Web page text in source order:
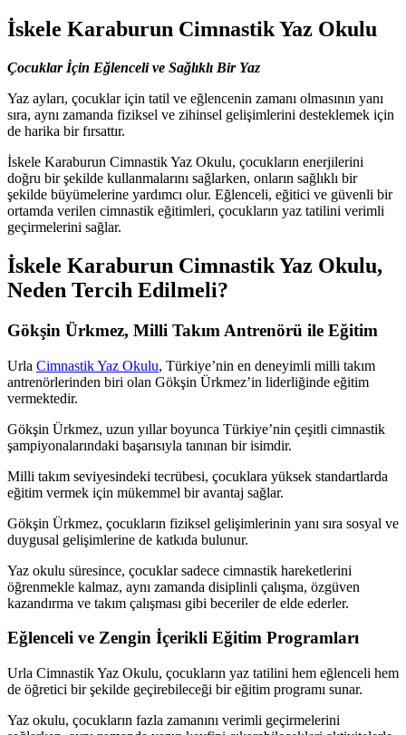
İskele Karaburun Cimnastik Yaz Okulu
Çocuklar İçin Eğlenceli ve Sağlıklı Bir Yaz
Yaz ayları, çocuklar için tatil ve eğlencenin zamanı olmasının yanı
sıra, aynı zamanda fiziksel ve zihinsel gelişimlerini desteklemek için
de harika bir fırsattır.
İskele Karaburun Cimnastik Yaz Okulu, çocukların enerjilerini
doğru bir şekilde kullanmalarını sağlarken, onların sağlıklı bir
şekilde büyümelerine yardımcı olur. Eğlenceli, eğitici ve güvenli bir
ortamda verilen cimnastik eğitimleri, çocukların yaz tatilini verimli
geçirmelerini sağlar.
İskele Karaburun Cimnastik Yaz Okulu,
Neden Tercih Edilmeli?
Gökşin Ürkmez, Milli Takım Antrenörü ile Eğitim
Urla Cimnastik Yaz Okulu, Türkiye’nin en deneyimli milli takım
antrenörlerinden biri olan Gökşin Ürkmez’in liderliğinde eğitim
vermektedir.
Gökşin Ürkmez, uzun yıllar boyunca Türkiye’nin çeşitli cimnastik
şampiyonalarındaki başarısıyla tanınan bir isimdir.
Milli takım seviyesindeki tecrübesi, çocuklara yüksek standartlarda
eğitim vermek için mükemmel bir avantaj sağlar.
Gökşin Ürkmez, çocukların fiziksel gelişimlerinin yanı sıra sosyal ve
duygusal gelişimlerine de katkıda bulunur.
Yaz okulu süresince, çocuklar sadece cimnastik hareketlerini
öğrenmekle kalmaz, aynı zamanda disiplinli çalışma, özgüven
kazandırma ve takım çalışması gibi beceriler de elde ederler.
Eğlenceli ve Zengin İçerikli Eğitim Programları
Urla Cimnastik Yaz Okulu, çocukların yaz tatilini hem eğlenceli hem
de öğretici bir şekilde geçirebileceği bir eğitim programı sunar.
Yaz okulu, çocukların fazla zamanını verimli geçirmelerini